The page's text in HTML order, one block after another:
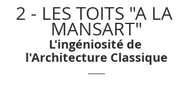
2 - LES TOITS "A LA
MANSART"
L'ingéniosité de
l'Architecture Classique